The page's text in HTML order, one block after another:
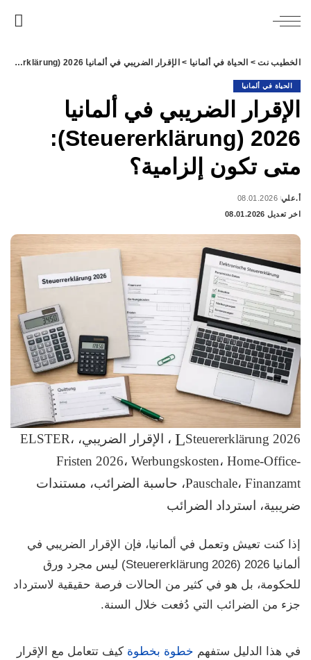
الخطيب نت> الحياة في ألمانيا > الإقرار الضريبي في ألمانيا 2026 (Steuererklärung): متى تكون إلزامية؟
الحياة في ألمانيا
الإقرار الضريبي في ألمانيا
2026 (Steuererklärung):
متى تكون إلزامية؟
Posted
by
أ.علي 08.01.2026
اخر تعديل 08.01.2026
Steuererklärung 2026، الإقرار الضريبي، ELSTER،
Fristen 2026، Werbungskosten، Home-Office-
Pauschale، Finanzamt، حاسبة الضرائب، مستندات
ضريبية، استرداد الضرائب
إذا كنت تعيش وتعمل في ألمانيا، فإن
الإقرار الضريبي في
ألمانيا 2026 (Steuererklärung 2026)
ليس مجرد ورق
للحكومة، بل هو في كثير من الحالات فرصة حقيقية لاسترداد
جزء من الضرائب التي دُفعت خلال السنة.
في هذا الدليل ستفهم خطوة بخطوة كيف تتعامل مع
الإقرار